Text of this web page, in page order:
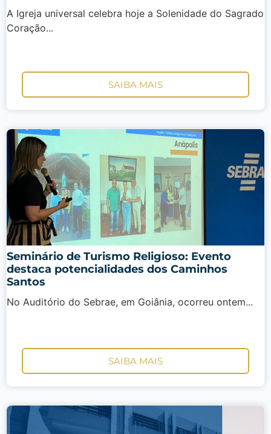
A Igreja universal celebra hoje a Solenidade do Sagrado
Coração...
SAIBA MAIS
Seminário de Turismo Religioso: Evento
destaca potencialidades dos Caminhos
Santos
No Auditório do Sebrae, em Goiânia, ocorreu ontem...
SAIBA MAIS